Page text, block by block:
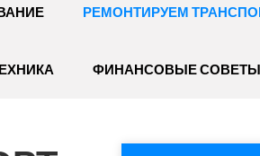
РЕМОНТИРУЕМ
ФИНАНСОВЫЕ СОВЕТЫ